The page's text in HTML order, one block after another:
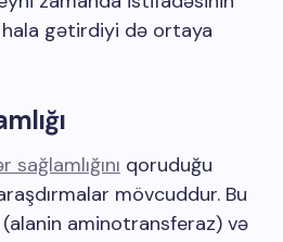
hala gətirdiyi də ortaya
sağlamlığını qoruduğu
mövcuddur. Bu
(alanin aminotransferaz) və